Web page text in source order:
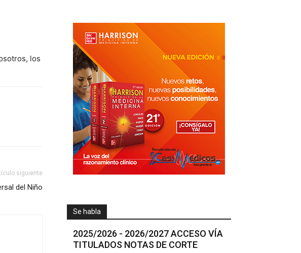
los
siguiente
del Niño
Se habla
2025/2026 - 2026/2027 ACCESO VÍA
TITULADOS NOTAS DE CORTE